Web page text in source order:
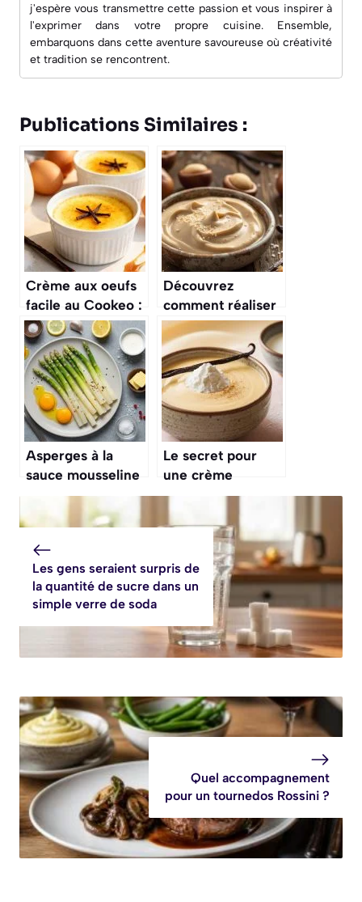
j'espère vous transmettre cette passion et vous inspirer à
l'exprimer dans votre propre cuisine. Ensemble,
embarquons dans cette aventure savoureuse où créativité
et tradition se rencontrent.
Publications Similaires :
Crème aux oeufs
facile au Cookeo :
recette rapide et
onctueuse
Découvrez
comment réaliser
une crème de
marrons maison
en 15 minutes, un
dessert express et
inratable
Asperges à la
sauce mousseline
Le secret pour
une crème
anglaise inratable,
sans
thermomètre, et
qui ne tourne
jamais en
omelette
Les gens seraient surpris de
la quantité de sucre dans un
simple verre de soda
Quel accompagnement
pour un tournedos Rossini ?